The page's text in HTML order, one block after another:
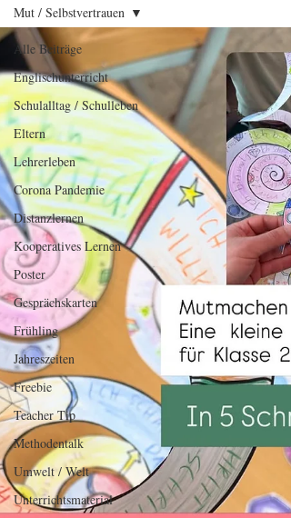
Alle Beiträge
Englischunterricht
Schulalltag / Schulleben
Eltern
Lehrerleben
Corona Pandemie
Distanzlernen
Kooperatives Lernen
Poster
Gesprächskarten
Frühling
Jahreszeiten
Freebie
Teacher Tip
Methodentalk
Umwelt / Welt
Unterrichtsmaterial
Mut / Selbstvertrauen